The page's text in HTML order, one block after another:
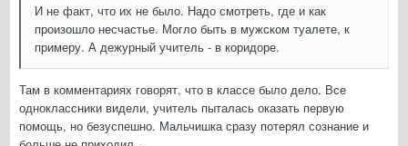
И не факт, что их не было. Надо смотреть, где и как
произошло несчастье. Могло быть в мужском туалете, к
примеру. А дежурный учитель - в коридоре.
Там в комментариях говорят, что в классе было дело. Все
одноклассники видели, учитель пыталась оказать первую
помощь, но безуспешно. Мальчишка сразу потерял сознание и